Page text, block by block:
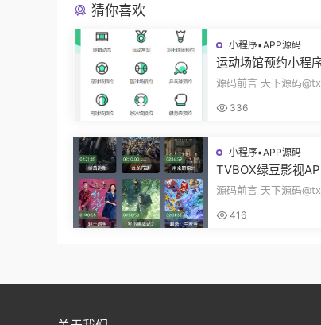
猜你喜欢
小程序▪APP源码
运动场馆预约小程
动常识场馆动态羽
乓球预约管理预约
源码前言 天下源码
馆预约小程序，自带
册，大小1...
336
小程序▪APP源码
TVBOX绿豆影视
二开版UI9影视排
端完整版源码追剧影
源码前言 天下源码
码绿豆ui9二开版
装说明，...
416